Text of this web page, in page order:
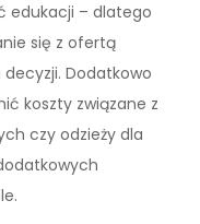
edukacji – dlatego
się z ofertą
Dodatkowo
koszty związane z
czy odzieży dla